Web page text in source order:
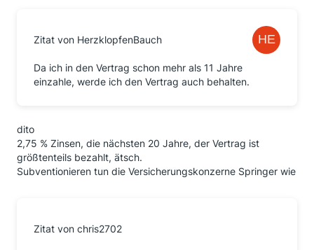
Zitat von HerzklopfenBauch
Da ich in den Vertrag schon mehr als 11 Jahre
einzahle, werde ich den Vertrag auch behalten.
dito
2,75 % Zinsen, die nächsten 20 Jahre, der Vertrag ist
größtenteils bezahlt, ätsch.
Subventionieren tun die Versicherungskonzerne Springer wie
Zitat von chris2702